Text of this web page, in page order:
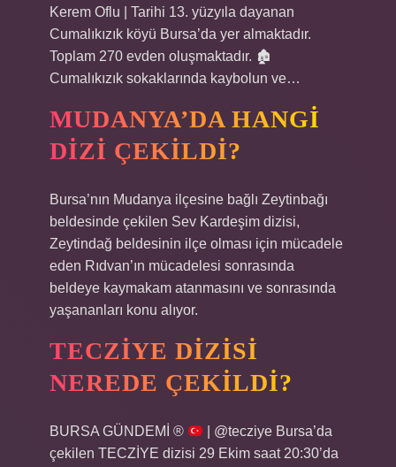
Kerem Oflu | Tarihi 13. yüzyıla dayanan
Cumalıkızık köyü Bursa’da yer almaktadır.
Toplam 270 evden oluşmaktadır. 🏚
Cumalıkızık sokaklarında kaybolun ve…
MUDANYA’DA HANGI
DIZI ÇEKILDI?
Bursa’nın Mudanya ilçesine bağlı Zeytinbağı
beldesinde çekilen Sev Kardeşim dizisi,
Zeytindağ beldesinin ilçe olması için mücadele
eden Rıdvan’ın mücadelesi sonrasında
beldeye kaymakam atanmasını ve sonrasında
yaşananları konu alıyor.
TECZIYE DIZISI
NEREDE ÇEKILDI?
BURSA GÜNDEMİ ®
| @tecziye Bursa’da
çekilen TECZİYE dizisi 29 Ekim saat 20:30’da